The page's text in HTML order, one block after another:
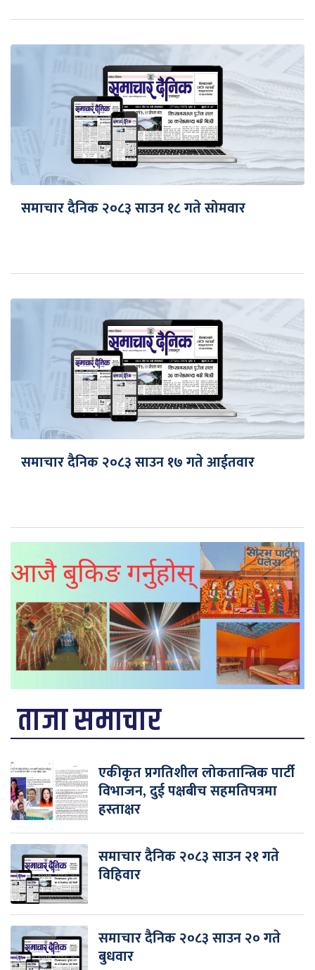
समाचार दैनिक २०८३ साउन १८ गते सोमवार
समाचार दैनिक २०८३ साउन १७ गते आईतवार
ताजा समाचार
एकीकृत प्रगतिशील लोकतान्त्रिक पार्टी
विभाजन, दुई पक्षबीच सहमतिपत्रमा
हस्ताक्षर
समाचार दैनिक २०८३ साउन २१ गते
विहिवार
समाचार दैनिक २०८३ साउन २० गते
बुधवार